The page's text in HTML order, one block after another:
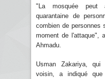
"La mosquée peut
quarantaine de
combien de personnes
moment de l'attaque",
Ahmadu.
Usman Zakariya,
voisin, a indiqué